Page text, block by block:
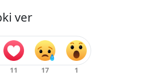
ver